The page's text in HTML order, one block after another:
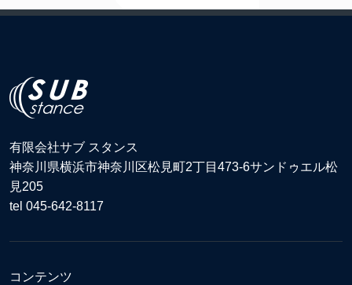
有限会社サブ スタンス
神奈川県横浜市神奈川区松見町2丁目473-6サンドゥエル松
見205
tel 045-642-8117
コンテンツ